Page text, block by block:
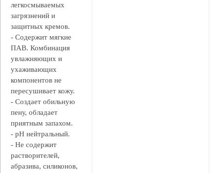
легкосмываемых
загрязнений и
защитных кремов.
- Содержит мягкие
ПАВ. Комбинация
увлажняющих и
ухаживающих
компонентов не
пересушивает кожу.
- Создает обильную
пену, обладает
приятным запахом.
- pH нейтральный.
- Не содержит
растворителей,
абразива, силиконов,